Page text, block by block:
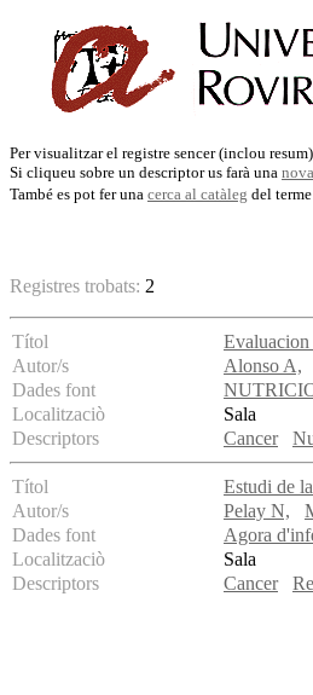
Per visualitzar el registre sencer (inclou
Si cliqueu sobre un descriptor us farà una
També es pot fer una cerca al catàleg del
Registres trobats: 2
Títol
Evaluacion
Autor/s
Alonso A,
Dades font
Localitzaciò
Sala
Descriptors
Cancer
Títol
Estudi de
Autor/s
Pelay N,
Dades font
Agora
Localitzaciò
Sala
Descriptors
Cancer